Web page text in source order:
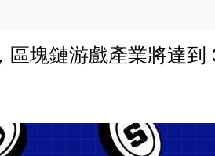
區塊鏈游戲產業將達